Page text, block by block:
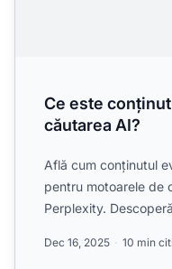
Ce este
căutarea AI?
Află cum conținutul
pentru motoarele de
Perplexity.
Dec 16, 2025 10 min